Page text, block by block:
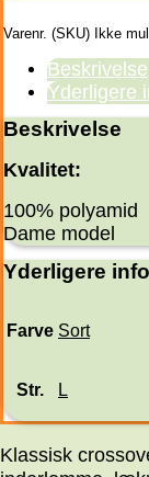
Varenr. (SKU) Ikke
Beskrivelse
Yderligere
Beskrivelse
Kvalitet:
100% polyamid
Dame model
Yderligere
Farve Sort
Str. L
Klassisk